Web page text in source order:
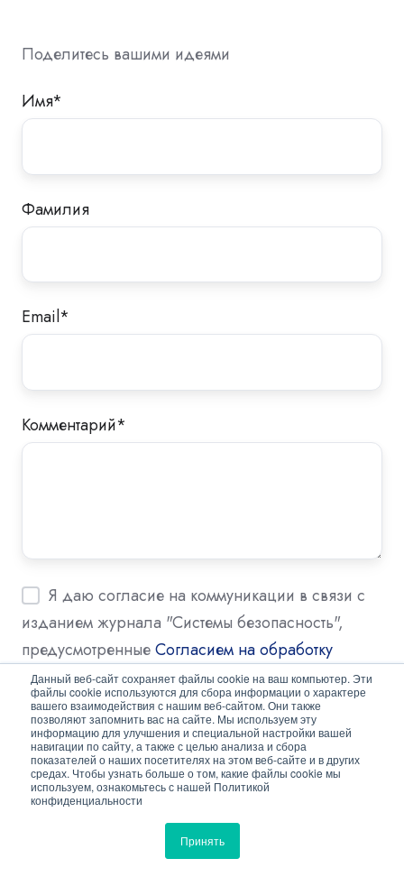
Данный веб-сайт сохраняет файлы cookie на ваш компьютер. Эти
файлы cookie используются для сбора информации о характере
вашего взаимодействия с нашим веб-сайтом. Они также
позволяют запомнить вас на сайте. Мы используем эту
информацию для улучшения и специальной настройки вашей
навигации по сайту, а также с целью анализа и сбора
показателей о наших посетителях на этом веб-сайте и в других
средах. Чтобы узнать больше о том, какие файлы cookie мы
используем, ознакомьтесь с нашей Политикой
конфиденциальности
Принять
Поделитесь вашими идеями
Имя*
Фамилия
Email*
Комментарий*
Я даю согласие на коммуникации в связи с
изданием журнала "Системы безопасность",
предусмотренныеСогласием на обработку
персональных данных*
Я даю своё Согласие на обработку моих
персональных данных. С"Политикой
конфиденциальности"ознакомлен и согласен.